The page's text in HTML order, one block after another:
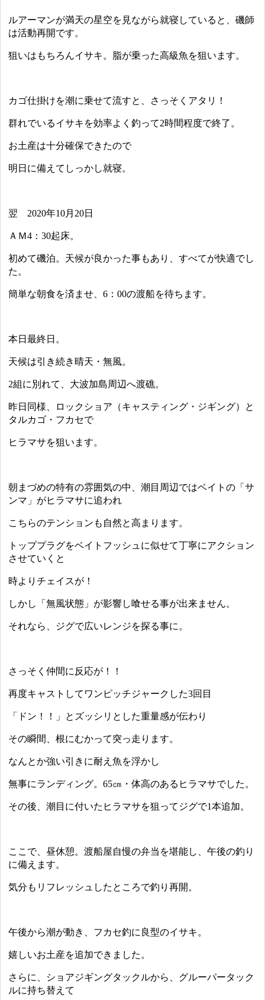
ルアーマンが満天の星空を見ながら就寝していると、磯師
は活動再開です。
狙いはもちろんイサキ。脂が乗った高級魚を狙います。
カゴ仕掛けを潮に乗せて流すと、さっそくアタリ！
群れでいるイサキを効率よく釣って2時間程度で終了。
お土産は十分確保できたので
明日に備えてしっかし就寝。
翌 2020年10月20日
ＡＭ4：30起床。
初めて磯泊。天候が良かった事もあり、すべてが快適でし
た。
簡単な朝食を済ませ、6：00の渡船を待ちます。
本日最終日。
天候は引き続き晴天・無風。
2組に別れて、大波加島周辺へ渡礁。
昨日同様、ロックショア（キャスティング・ジギング）と
タルカゴ・フカセで
ヒラマサを狙います。
朝まづめの特有の雰囲気の中、潮目周辺ではベイトの「サ
ンマ」がヒラマサに追われ
こちらのテンションも自然と高まります。
トッププラグをベイトフッシュに似せて丁寧にアクション
させていくと
時よりチェイスが！
しかし「無風状態」が影響し喰せる事が出来ません。
それなら、ジグで広いレンジを探る事に。
さっそく仲間に反応が！！
再度キャストしてワンピッチジャークした3回目
「ドン！！」とズッシリとした重量感が伝わり
その瞬間、根にむかって突っ走ります。
なんとか強い引きに耐え魚を浮かし
無事にランディング。65㎝・体高のあるヒラマサでした。
その後、潮目に付いたヒラマサを狙ってジグで1本追加。
ここで、昼休憩。渡船屋自慢の弁当を堪能し、午後の釣り
に備えます。
気分もリフレッシュしたところで釣り再開。
午後から潮が動き、フカセ釣に良型のイサキ。
嬉しいお土産を追加できました。
さらに、ショアジギングタックルから、グルーパータック
ルに持ち替えて